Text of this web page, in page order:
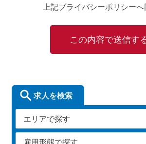
個人情報保護対策個人情報保護
保有するデータベースシステム
ティ対策を講じます。
個人情報の開示・訂正・削除
ご自身の個人情報について開示
等を希望される場合の窓口は下
上記プライバシーポリシーへ
この内容で送信す
求人を検索